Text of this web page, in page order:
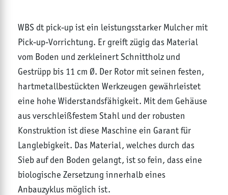
WBS dt pick-up ist ein leistungsstarker Mulcher mit
Pick-up-Vorrichtung. Er greift zügig das Material
vom Boden und zerkleinert Schnittholz und
Gestrüpp bis 11 cm Ø. Der Rotor mit seinen festen,
hartmetallbestückten Werkzeugen gewährleistet
eine hohe Widerstandsfähigkeit. Mit dem Gehäuse
aus verschleißfestem Stahl und der robusten
Konstruktion ist diese Maschine ein Garant für
Langlebigkeit. Das Material, welches durch das
Sieb auf den Boden gelangt, ist so fein, dass eine
biologische Zersetzung innerhalb eines
Anbauzyklus möglich ist.